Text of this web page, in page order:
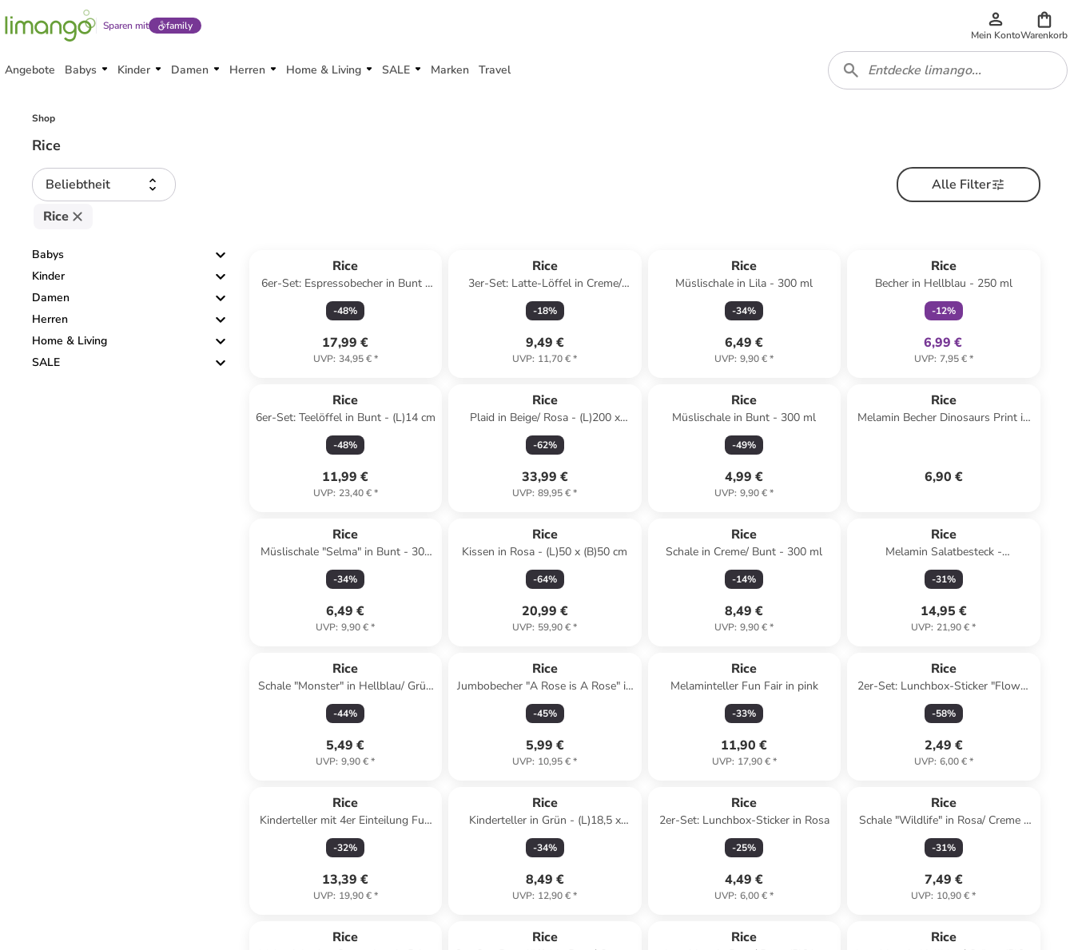
Sparen mit family
Mein KontoWarenkorb
Angebote Babys Kinder Damen Herren Home & Living SALE Marken Travel
Shop
Rice
Beliebtheit
Alle Filter
Rice
Babys
Kinder
Damen
Herren
Home & Living
SALE
Rice
6er-Set: Espressobecher in Bunt -
80 ml
-48%
17,99 €
UVP: 34,95 €*
Rice
3er-Set: Latte-Löffel in Creme/
Rosa/ Mint - (L)22,5 cm
-18%
9,49 €
UVP: 11,70 €*
Rice
Müslischale in Lila - 300 ml
-34%
6,49 €
UVP: 9,90 €*
Rice
Becher in Hellblau - 250 ml
-12%
6,99 €
UVP: 7,95 €*
Rice
6er-Set: Teelöffel in Bunt - (L)14 cm
-48%
11,99 €
UVP: 23,40 €*
Rice
Plaid in Beige/ Rosa - (L)200 x
(B)140 cm
-62%
33,99 €
UVP: 89,95 €*
Rice
Müslischale in Bunt - 300 ml
-49%
4,99 €
UVP: 9,90 €*
Rice
Melamin Becher Dinosaurs Print in
6,90 €
Rice
Müslischale "Selma" in Bunt - 300
ml
-34%
6,49 €
UVP: 9,90 €*
Rice
Kissen in Rosa - (L)50 x (B)50 cm
-64%
20,99 €
UVP: 59,90 €*
Rice
Schale in Creme/ Bunt - 300 ml
-14%
8,49 €
UVP: 9,90 €*
Rice
Melamin Salatbesteck -
Farbenfrohe Muster in bunt
-31%
14,95 €
UVP: 21,90 €*
Rice
Schale "Monster" in Hellblau/ Grün
- 300 ml
-44%
5,49 €
UVP: 9,90 €*
Rice
Jumbobecher "A Rose is A Rose" in
Rosa - 400 ml
-45%
5,99 €
UVP: 10,95 €*
Rice
Melaminteller Fun Fair in pink
-33%
11,90 €
UVP: 17,90 €*
Rice
2er-Set: Lunchbox-Sticker "Flower
Power" in Bunt
-58%
2,49 €
UVP: 6,00 €*
Rice
Kinderteller mit 4er Einteilung Fun
Fair in pink
-32%
13,39 €
UVP: 19,90 €*
Rice
Kinderteller in Grün - (L)18,5 x
(B)18,7 cm
-34%
8,49 €
UVP: 12,90 €*
Rice
2er-Set: Lunchbox-Sticker in Rosa
-25%
4,49 €
UVP: 6,00 €*
Rice
Schale "Wildlife" in Rosa/ Creme -
Ø 20 cm
-31%
7,49 €
UVP: 10,90 €*
Rice Rice Rice Rice